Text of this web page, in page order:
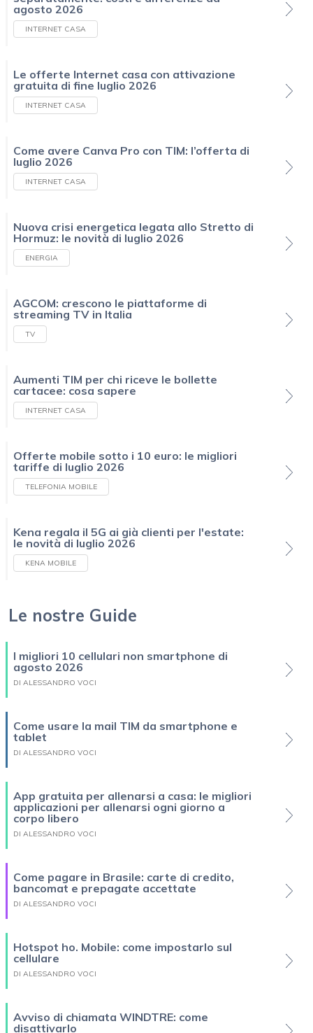
agosto 2026
INTERNET CASA
Le offerte Internet casa con attivazione
gratuita di fine luglio 2026
INTERNET CASA
Come avere Canva Pro con TIM: l’offerta di
luglio 2026
INTERNET CASA
Nuova crisi energetica legata allo Stretto di
Hormuz: le novità di luglio 2026
ENERGIA
AGCOM: crescono le piattaforme di
streaming TV in Italia
TV
Aumenti TIM per chi riceve le bollette
cartacee: cosa sapere
INTERNET CASA
Offerte mobile sotto i 10 euro: le migliori
tariffe di luglio 2026
TELEFONIA MOBILE
Kena regala il 5G ai già clienti per l'estate:
le novità di luglio 2026
KENA MOBILE
Le nostre Guide
I migliori 10 cellulari non smartphone di
agosto 2026
DI ALESSANDRO VOCI
Come usare la mail TIM da smartphone e
tablet
DI ALESSANDRO VOCI
App gratuita per allenarsi a casa: le migliori
applicazioni per allenarsi ogni giorno a
corpo libero
DI ALESSANDRO VOCI
Come pagare in Brasile: carte di credito,
bancomat e prepagate accettate
DI ALESSANDRO VOCI
Hotspot ho. Mobile: come impostarlo sul
cellulare
DI ALESSANDRO VOCI
Avviso di chiamata WINDTRE: come
disattivarlo